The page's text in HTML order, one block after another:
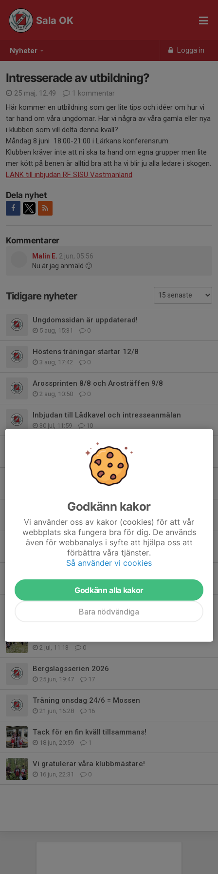
Nyheter Logga in
Sala OK
Intresserade av utbildning?
25 maj, 12:49
1 kommentar
Här kommer en utbildning som ger lite tips och idéer om hur vi
tar hand om våra ungdomar. Har vi några av våra gamla eller nya
i klubben som vill delta denna kväll?
Måndag 8 juni 18:00-21:00 i Lärkans konferensrum.
Klubben kräver inte att ni ska ta hand om egna grupper men lite
mer kött på benen är alltid bra att ha vi blir ju alla ledare i skogen.
LÄNK till inbjudan RF SISU Västmanland
Dela nyhet
Kommentarer
Malin E. 2 jun, 05:56
Nu är jag anmäld 🙂
Tidigare nyheter
Ungdomssidan är uppdaterad!
5 aug, 15:31 0
Höstens träningar startar 12/8
3 aug, 17:42 0
Arossprinten 8/8 och Arosträffen 9/8
2 aug, 10:50 0
Inbjudan till Lådkavel och intresseanmälan
30 jul, 11:59 10
Jättelabyrint i Surahammar
6
Intresseanmälan till 25-manna
Livet efter O-Ringen - höstens tävlingsstart
26 jul, 20:42 0
Analys av Hillingsbergets bravader
9 jul, 21:54 10
18
2 jul, 11:13 0
Bergslagsserien 2026
25 jun, 19:47 17
Träning onsdag 24/6 = Mossen
21 jun, 16:28 16
Tack för en fin kväll tillsammans!
18 jun, 20:59 1
Vi gratulerar våra klubbmästare!
16 jun, 22:31 0
Godkänn kakor
Vi använder oss av kakor (cookies) för att vår
webbplats ska fungera bra för dig. De används
även för webbanalys i syfte att hjälpa oss att
förbättra våra tjänster.
Så använder vi cookies
Godkänn alla kakor
Bara nödvändiga